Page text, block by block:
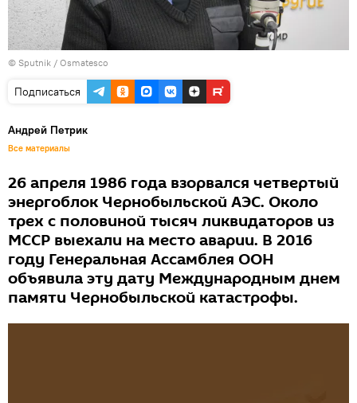
© Sputnik / Osmatesco
Подписаться
Андрей Петрик
Все материалы
26 апреля 1986 года взорвался четвертый
энергоблок Чернобыльской АЭС. Около
трех с половиной тысяч ликвидаторов из
МССР выехали на место аварии. В 2016
году Генеральная Ассамблея ООН
объявила эту дату Международным днем
памяти Чернобыльской катастрофы.